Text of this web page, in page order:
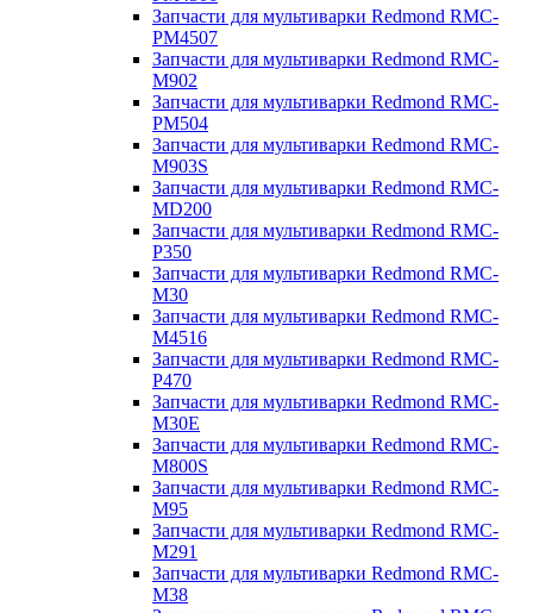
Запчасти для мультиварки Redmond RMC-
PM4507
Запчасти для мультиварки Redmond RMC-
M902
Запчасти для мультиварки Redmond RMC-
PM504
Запчасти для мультиварки Redmond RMC-
M903S
Запчасти для мультиварки Redmond RMC-
MD200
Запчасти для мультиварки Redmond RMC-
P350
Запчасти для мультиварки Redmond RMC-
M30
Запчасти для мультиварки Redmond RMC-
M4516
Запчасти для мультиварки Redmond RMC-
P470
Запчасти для мультиварки Redmond RMC-
M30E
Запчасти для мультиварки Redmond RMC-
M800S
Запчасти для мультиварки Redmond RMC-
M95
Запчасти для мультиварки Redmond RMC-
M291
Запчасти для мультиварки Redmond RMC-
M38